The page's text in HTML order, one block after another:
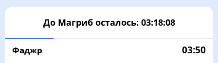
До Магриб осталось: 03:18:08
Фаджр 03:50